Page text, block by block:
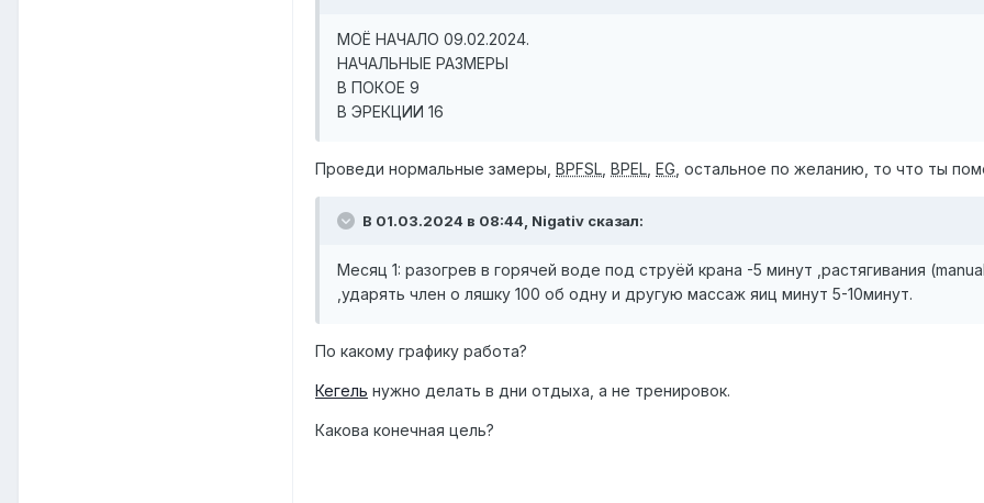
МОЁ НАЧАЛО 09.02.2024.
НАЧАЛЬНЫЕ РАЗМЕРЫ
В ПОКОЕ 9
В ЭРЕКЦИИ 16
Проведи нормальные замеры, BPFSL BPEL EG , остальное по желанию, то что ты
В 01.03.2024 в 08:44, Nigativ сказал:
Месяц 1: разогрев в горячей воде под струёй крана -5 минут ,растягивания
,ударять член о ляшку 100 об одну и другую массаж яиц минут 5-10минут.
По какому графику работа?
Кегель нужно делать в дни отдыха, а не тренировок.
Какова конечная цель?